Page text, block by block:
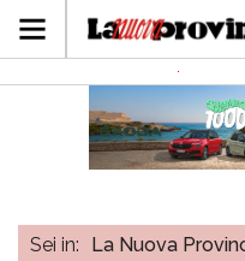
Sei in: La Nuova